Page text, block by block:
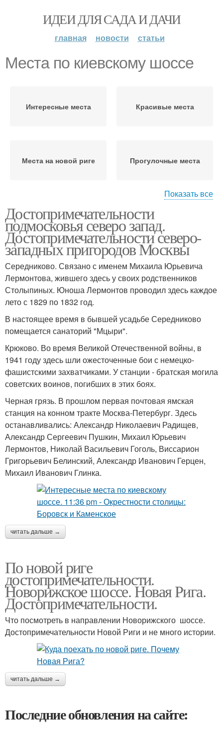
ИДЕИ ДЛЯ САДА И ДАЧИ
главная новости статьи
Места по киевскому шоссе
Интересные места Красивые места
Места на новой риге Прогулочные места
ленинградскому шоссе
Места для отдыха
Волоколамское шоссе Новорижское шоссе
Показать все
Достопримечательности
подмосковья северо запад.
Достопримечательности северо-
западных пригородов Москвы
Середниково. Связано с именем Михаила Юрьевича
Лермонтова, жившего здесь у своих родственников
Столыпиных. Юноша Лермонтов проводил здесь каждое
лето с 1829 по 1832 год.
В настоящее время в бывшей усадьбе Середниково
помещается санаторий "Мцыри".
Крюково. Во время Великой Отечественной войны, в
1941 году здесь шли ожесточенные бои с немецко-
фашистскими захватчиками. У станции - братская могила
советских воинов, погибших в этих боях.
Черная грязь. В прошлом первая почтовая ямская
станция на конном тракте Москва-Петербург. Здесь
останавливались: Александр Николаевич Радищев,
Александр Сергеевич Пушкин, Михаил Юрьевич
Лермонтов, Николай Васильевич Гоголь, Виссарион
Григорьевич Белинский, Александр Иванович Герцен,
Михаил Иванович Глинка.
читать дальше →
По новой риге
достопримечательности.
Новорижское шоссе. Новая Рига.
Достопримечательности.
Что посмотреть в направлении Новорижского шоссе.
Достопримечательности Новой Риги и не много истории.
читать дальше →
Последние обновления на сайте: